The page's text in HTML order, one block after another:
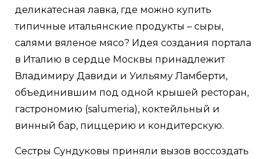
деликатесная лавка, где можно купить
типичные итальянские продукты – сыры,
салями вяленое мясо? Идея создания портала
в Италию в сердце Москвы принадлежит
Владимиру Давиди и Уильяму Ламберти,
объединившим под одной крышей ресторан,
гастрономию (salumeria), коктейльный и
винный бар, пиццерию и кондитерскую.
Сестры Сундуковы приняли вызов воссоздать